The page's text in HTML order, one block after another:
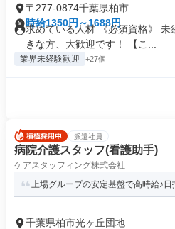
〒277-0874千葉県柏市
時給1350円～1688円
求めている人材 《必須資格》
きな方、大歓迎です！ 【こ...
業界未経験歓迎 +27個
派遣社員
病院介護スタッフ(看護助手)
ケアスタッフィング株式会社
上場グループの安定基盤で高時給♪日
千葉県柏市光ヶ丘団地